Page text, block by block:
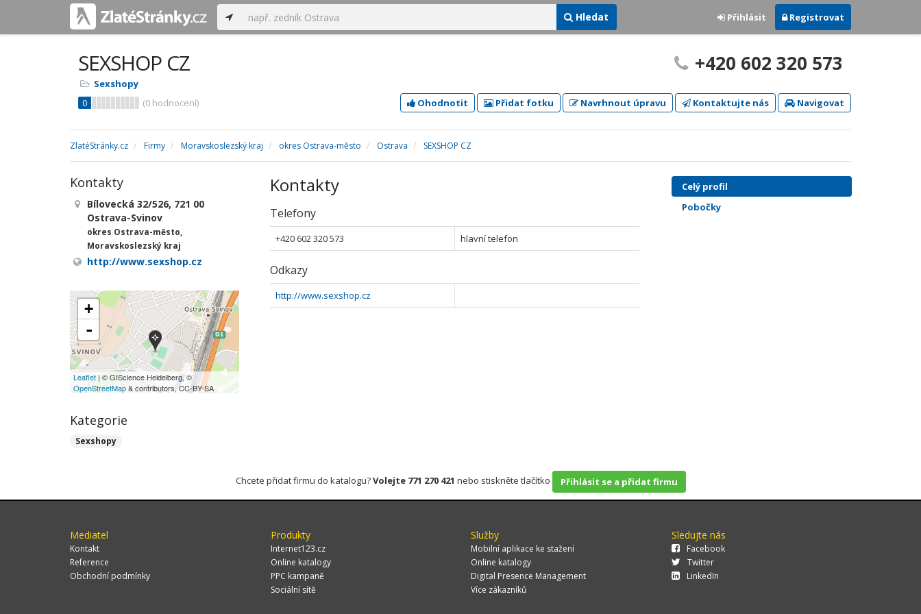
Hledat Přihlásit Registrovat
SEXSHOP CZ
Sexshopy
0
(0 hodnocení)
+420 602 320 573
Ohodnotit Přidat fotku Navrhnout úpravu Kontaktujte nás Navigovat
ZlatéStránky.cz Firmy Moravskoslezský kraj okres Ostrava-město Ostrava SEXSHOP CZ
Kontakty
Telefony
+420 602 320 573 hlavní telefon
Odkazy
http://www.sexshop.cz
Kontakty
Bílovecká 32/526, 721 00
Ostrava-Svinov
okres Ostrava-město,
Moravskoslezský kraj
http://www.sexshop.cz
+
-
Leaflet | © GIScience Heidelberg, ©
OpenStreetMap& contributors, CC-BY-SA
Kategorie
Sexshopy
Celý profil
Pobočky
Chcete přidat firmu do katalogu?Volejte 771 270 421 nebo stiskněte tlačítko Přihlásit se a přidat firmu
Mediatel
Kontakt
Reference
Obchodní podmínky
Produkty
Internet123.cz
Online katalogy
PPC kampaně
Sociální sítě
Služby
Mobilní aplikace ke stažení
Online katalogy
Digital Presence Management
Více zákazníků
Sledujte nás
Facebook
Twitter
LinkedIn